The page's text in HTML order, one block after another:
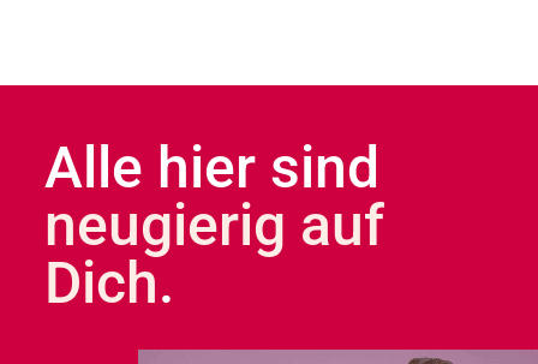
Alle hier sind
neugierig auf
Dich.